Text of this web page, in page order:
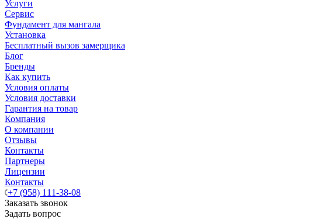
Услуги
Сервис
Фундамент для мангала
Установка
Бесплатный вызов замерщика
Блог
Бренды
Как купить
Условия оплаты
Условия доставки
Гарантия на товар
Компания
О компании
Отзывы
Контакты
Партнеры
Лицензии
Контакты
+7 (958) 111-38-08
Заказать звонок
Задать вопрос